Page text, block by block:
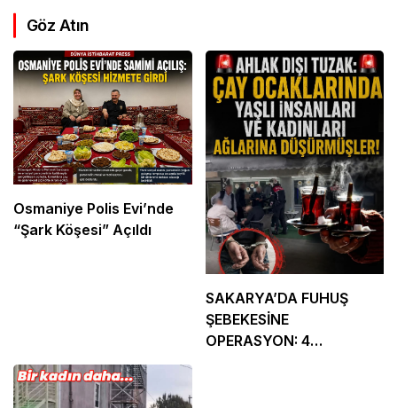
Göz Atın
Osmaniye Polis Evi’nde
“Şark Köşesi” Açıldı
SAKARYA’DA FUHUŞ
ŞEBEKESİNE
OPERASYON: 4